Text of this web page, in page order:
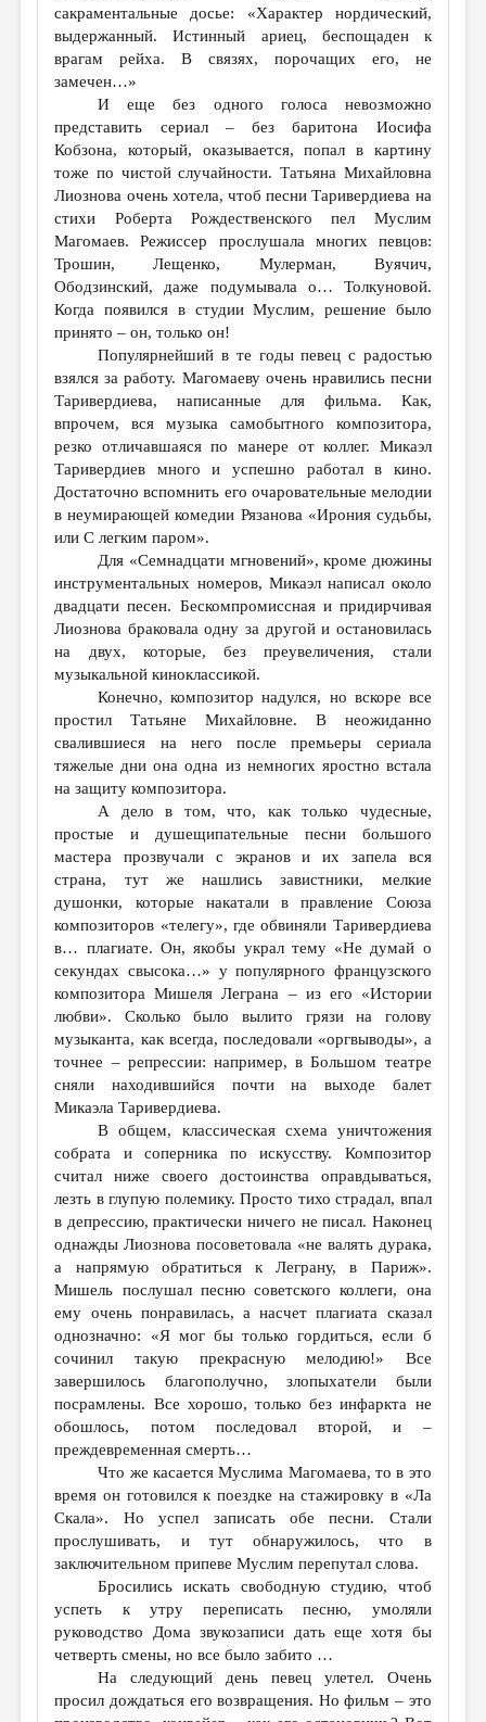
сакраментальные досье: «Характер нордический,
выдержанный. Истинный ариец, беспощаден к
врагам рейха. В связях, порочащих его, не
замечен…»
И еще без одного голоса невозможно
представить сериал – без баритона Иосифа
Кобзона, который, оказывается, попал в картину
тоже по чистой случайности. Татьяна Михайловна
Лиознова очень хотела, чтоб песни Таривердиева на
стихи Роберта Рождественского пел Муслим
Магомаев. Режиссер прослушала многих певцов:
Трошин, Лещенко, Мулерман, Вуячич,
Ободзинский, даже подумывала о… Толкуновой.
Когда появился в студии Муслим, решение было
принято – он, только он!
Популярнейший в те годы певец с радостью
взялся за работу. Магомаеву очень нравились песни
Таривердиева, написанные для фильма. Как,
впрочем, вся музыка самобытного композитора,
резко отличавшаяся по манере от коллег. Микаэл
Таривердиев много и успешно работал в кино.
Достаточно вспомнить его очаровательные мелодии
в неумирающей комедии Рязанова «Ирония судьбы,
или С легким паром».
Для «Семнадцати мгновений», кроме дюжины
инструментальных номеров, Микаэл написал около
двадцати песен. Бескомпромиссная и придирчивая
Лиознова браковала одну за другой и остановилась
на двух, которые, без преувеличения, стали
музыкальной киноклассикой.
Конечно, композитор надулся, но вскоре все
простил Татьяне Михайловне. В неожиданно
свалившиеся на него после премьеры сериала
тяжелые дни она одна из немногих яростно встала
на защиту композитора.
А дело в том, что, как только чудесные,
простые и душещипательные песни большого
мастера прозвучали с экранов и их запела вся
страна, тут же нашлись завистники, мелкие
душонки, которые накатали в правление Союза
композиторов «телегу», где обвиняли Таривердиева
в… плагиате. Он, якобы украл тему «Не думай о
секундах свысока…» у популярного французского
композитора Мишеля Леграна – из его «Истории
любви». Сколько было вылито грязи на голову
музыканта, как всегда, последовали «оргвыводы», а
точнее – репрессии: например, в Большом театре
сняли находившийся почти на выходе балет
Микаэла Таривердиева.
В общем, классическая схема уничтожения
собрата и соперника по искусству. Композитор
считал ниже своего достоинства оправдываться,
лезть в глупую полемику. Просто тихо страдал, впал
в депрессию, практически ничего не писал. Наконец
однажды Лиознова посоветовала «не валять дурака,
а напрямую обратиться к Леграну, в Париж».
Мишель послушал песню советского коллеги, она
ему очень понравилась, а насчет плагиата сказал
однозначно: «Я мог бы только гордиться, если б
сочинил такую прекрасную мелодию!» Все
завершилось благополучно, злопыхатели были
посрамлены. Все хорошо, только без инфаркта не
обошлось, потом последовал второй, и –
преждевременная смерть…
Что же касается Муслима Магомаева, то в это
время он готовился к поездке на стажировку в «Ла
Скала». Но успел записать обе песни. Стали
прослушивать, и тут обнаружилось, что в
заключительном припеве Муслим перепутал слова.
Бросились искать свободную студию, чтоб
успеть к утру переписать песню, умоляли
руководство Дома звукозаписи дать еще хотя бы
четверть смены, но все было забито …
На следующий день певец улетел. Очень
просил дождаться его возвращения. Но фильм – это